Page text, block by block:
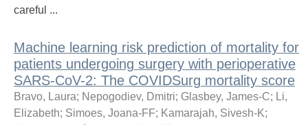
careful ...
Machine learning risk prediction of mortality for
patients undergoing surgery with perioperative
SARS-CoV-2: The COVIDSurg mortality score
Bravo, Laura; Nepogodiev, Dmitri; Glasbey, James-C; Li,
Elizabeth; Simoes, Joana-FF; Kamarajah, Sivesh-K;